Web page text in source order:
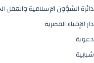
دائرة الشؤون الإسلامية والعمل
دار الإفتاء المصرية
دعوية
شبابية